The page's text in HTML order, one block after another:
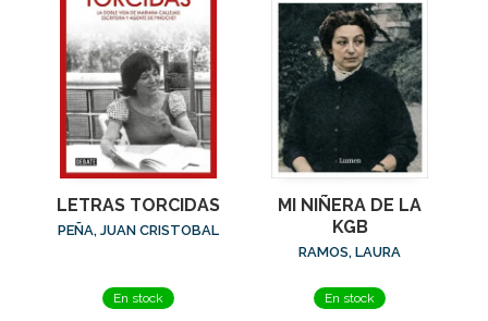
LETRAS TORCIDAS
PEÑA, JUAN CRISTOBAL
En stock
MI NIÑERA DE LA
KGB
RAMOS, LAURA
En stock